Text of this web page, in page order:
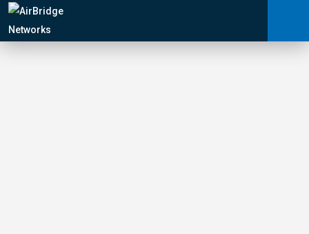
Carrier Services